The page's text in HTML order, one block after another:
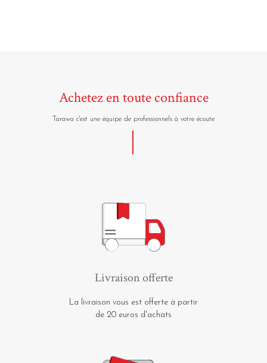
Achetez en toute confiance
Tarawa c'est une équipe de professionnels à votre écoute
Livraison offerte
La livraison vous est offerte à partir
de 20 euros d'achats